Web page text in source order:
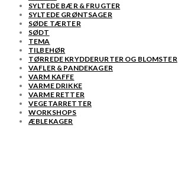
SYLTEDE BÆR & FRUGTER
SYLTEDE GRØNTSAGER
SØDE TÆRTER
SØDT
TEMA
TILBEHØR
TØRREDE KRYDDERURTER OG BLOMSTER
VAFLER & PANDEKAGER
VARM KAFFE
VARME DRIKKE
VARME RETTER
VEGETARRETTER
WORKSHOPS
ÆBLEKAGER